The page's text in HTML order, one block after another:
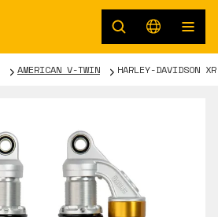
AMERICAN V-TWIN HARLEY-DAVIDSON